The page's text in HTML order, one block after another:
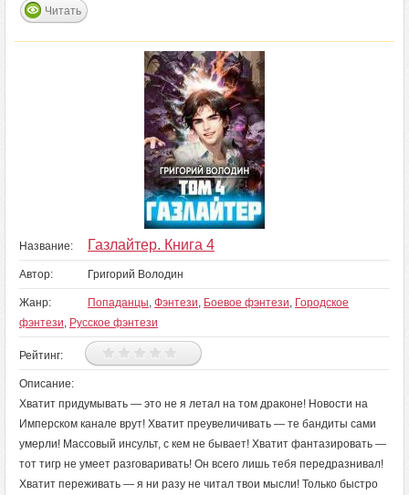
Читать
Название: Газлайтер. Книга 4
Автор: Григорий Володин
Жанр: Попаданцы, Фэнтези, Боевое фэнтези, Городское
фэнтези, Русское фэнтези
Рейтинг:
Описание:
Хватит придумывать — это не я летал на том драконе! Новости на
Имперском канале врут! Хватит преувеличивать — те бандиты сами
умерли! Массовый инсульт, с кем не бывает! Хватит фантазировать —
тот тигр не умеет разговаривать! Он всего лишь тебя передразнивал!
Хватит переживать — я ни разу не читал твои мысли! Только быстро